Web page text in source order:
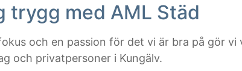
trygg med AML Städ
och en passion för det vi är bra på gör vi
och privatpersoner i Kungälv.